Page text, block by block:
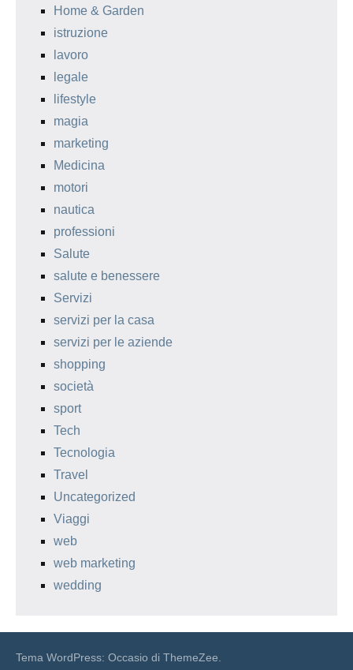
Home & Garden
istruzione
lavoro
legale
lifestyle
magia
marketing
Medicina
motori
nautica
professioni
Salute
salute e benessere
Servizi
servizi per la casa
servizi per le aziende
shopping
società
sport
Tech
Tecnologia
Travel
Uncategorized
Viaggi
web
web marketing
wedding
Tema WordPress: Occasio di ThemeZee.